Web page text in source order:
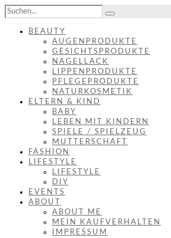
BEAUTY
AUGENPRODUKTE
GESICHTSPRODUKTE
NAGELLACK
LIPPENPRODUKTE
PFLEGEPRODUKTE
NATURKOSMETIK
ELTERN & KIND
BABY
LEBEN MIT KINDERN
SPIELE / SPIELZEUG
MUTTERSCHAFT
FASHION
LIFESTYLE
LIFESTYLE
DIY
EVENTS
ABOUT
ABOUT ME
MEIN KAUFVERHALTEN
IMPRESSUM